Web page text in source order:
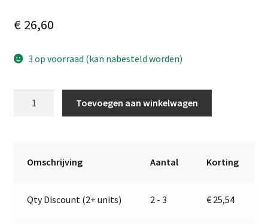
€26,60
3 op voorraad (kan nabesteld worden)
Rechts
Toevoegen aan winkelwagen
t
Omschrijving Aantal Korting
Qty Discount (2+ units) 2 - 3 € 25,54